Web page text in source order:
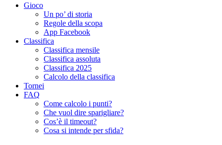
Gioco
Un po’ di storia
Regole della scopa
App Facebook
Classifica
Classifica mensile
Classifica assoluta
Classifica 2025
Calcolo della classifica
Tornei
FAQ
Come calcolo i punti?
Che vuol dire sparigliare?
Cos’è il timeout?
Cosa si intende per sfida?